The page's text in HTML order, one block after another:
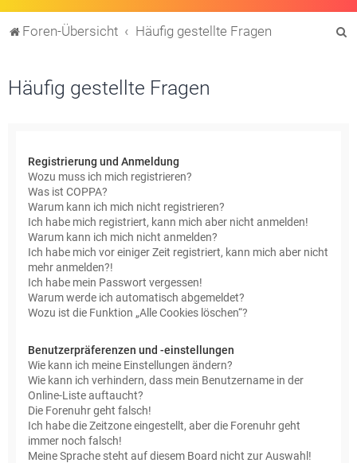
Foren-Übersicht Häufig gestellte Fragen
Häufig gestellte Fragen
Registrierung und Anmeldung
Wozu muss ich mich registrieren?
Was ist COPPA?
Warum kann ich mich nicht registrieren?
Ich habe mich registriert, kann mich aber nicht anmelden!
Warum kann ich mich nicht anmelden?
Ich habe mich vor einiger Zeit registriert, kann mich aber nicht
mehr anmelden?!
Ich habe mein Passwort vergessen!
Warum werde ich automatisch abgemeldet?
Wozu ist die Funktion „Alle Cookies löschen“?
Benutzerpräferenzen und -einstellungen
Wie kann ich meine Einstellungen ändern?
Wie kann ich verhindern, dass mein Benutzername in der
Online-Liste auftaucht?
Die Forenuhr geht falsch!
Ich habe die Zeitzone eingestellt, aber die Forenuhr geht
immer noch falsch!
Meine Sprache steht auf diesem Board nicht zur Auswahl!